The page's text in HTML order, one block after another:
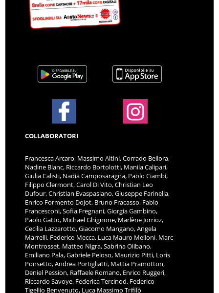
COLLABORATORI
Francesca Arcaro, Massimo Altini, Corrado Bellora,
Nadine Blanc, Riccardo Bortolotti, Manila Calipari,
Giulia Calisti, Nadia Camposaragna, Paolo Ciambi,
Filippo Clermont, Carol Di Vito, Christian Leo
Dufour, Christian Evaspasiano, Giuseppe Farinella,
Enrico Formento Dojot, Bruno Fracasso, Fabio
Francesconi, Sofia Fregnani, Giorgia Gambino,
Paolo Gatto, Michael Ghignone, Marlène Jorrioz,
Cecilia Lazzarotto, Giacomo Mangano, Angela
Marrelli, Federico Mecca, Luca Mauro Melloni, Marc
Montrosset, Matteo Nigra, Sabrina Olibano,
Emiliano Pala, Gabriele Peloso, Maurizio Pitti, Loris
Ponsetto, Andrea Portigliatti, Mattia Pramotton,
Deniel Pession, Raffaele Romano, Enrico Ruggeri,
Riccardo Savoye, Federica Tercinod, Federico
Tigellio Benvenuto, Luca Massimo Trifilò